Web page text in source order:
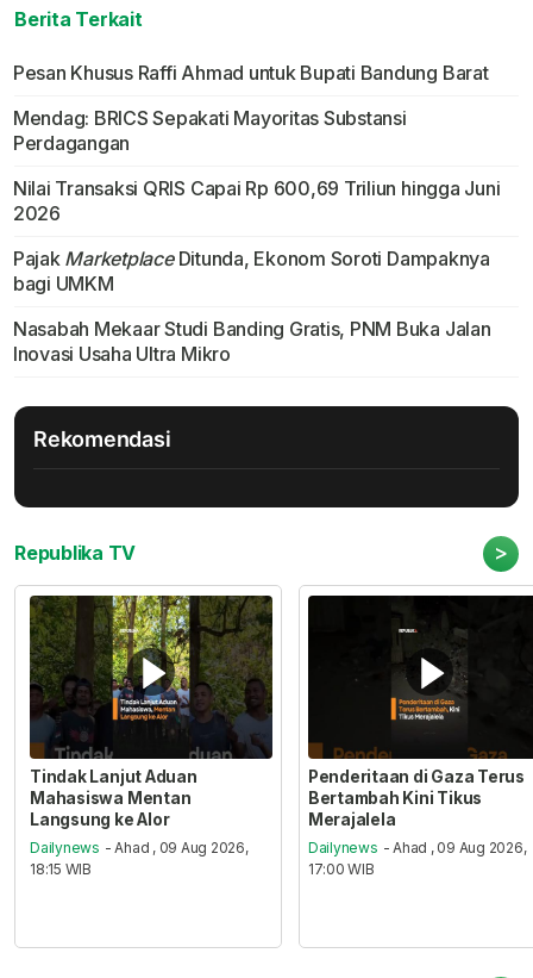
Berita Terkait
Pesan Khusus Raffi Ahmad untuk Bupati Bandung Barat
Mendag: BRICS Sepakati Mayoritas Substansi
Perdagangan
Nilai Transaksi QRIS Capai Rp 600,69 Triliun hingga Juni
2026
Pajak MarketplaceDitunda, Ekonom Soroti Dampaknya
bagi UMKM
Nasabah Mekaar Studi Banding Gratis, PNM Buka Jalan
Inovasi Usaha Ultra Mikro
Rekomendasi
Republika TV >
Tindak Lanjut Aduan
Mahasiswa Mentan
Langsung ke Alor
Dailynews - Ahad , 09 Aug 2026,
18:15 WIB
Penderitaan di Gaza Terus
Bertambah Kini Tikus
Merajalela
Dailynews - Ahad , 09 Aug 2026,
17:00 WIB